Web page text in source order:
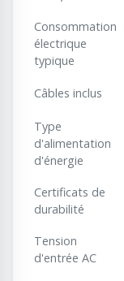
Consommation
électrique
typique
Câbles inclus
Type
d'alimentation
d'énergie
Certificats de
durabilité
Tension
d'entrée AC